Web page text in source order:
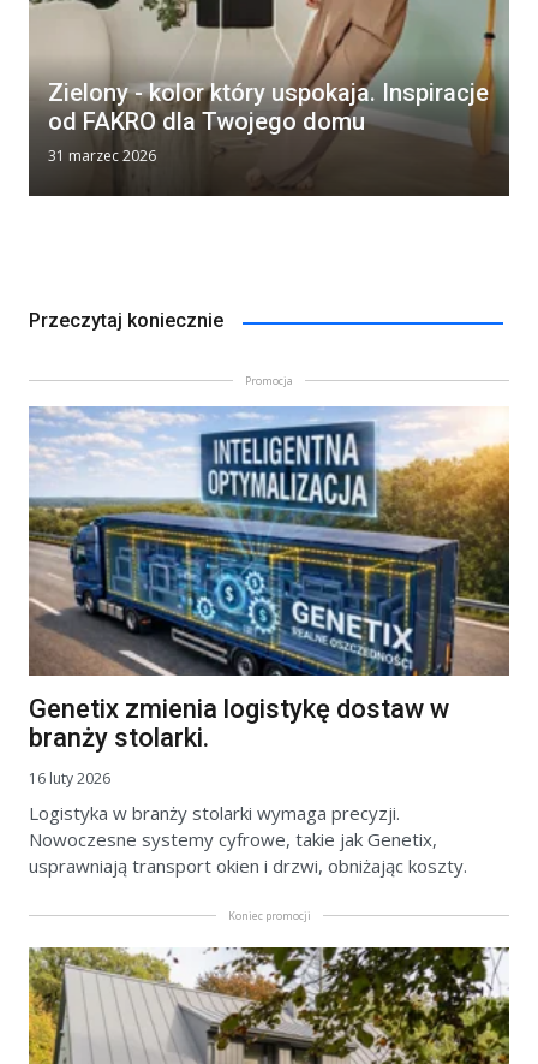
Zielony - kolor który uspokaja. Inspiracje
od FAKRO dla Twojego domu
31 marzec 2026
Przeczytaj koniecznie
Promocja
Genetix zmienia logistykę dostaw w
branży stolarki.
16 luty 2026
Logistyka w branży stolarki wymaga precyzji.
Nowoczesne systemy cyfrowe, takie jak Genetix,
usprawniają transport okien i drzwi, obniżając koszty.
Koniec promocji